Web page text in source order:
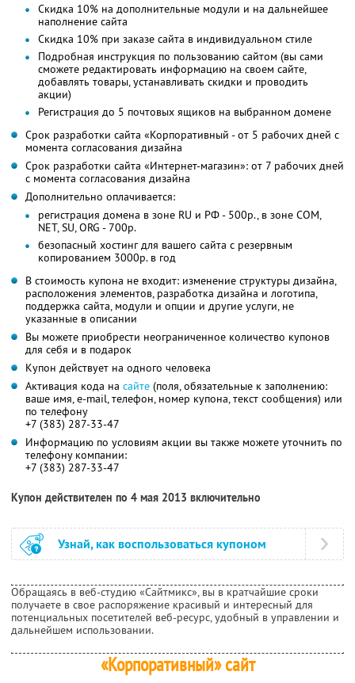
Скидка 10% на дополнительные модули и на дальнейшее
наполнение сайта
Скидка 10% при заказе сайта в индивидуальном стиле
Подробная инструкция по пользованию сайтом (вы сами
сможете редактировать информацию на своем сайте,
добавлять товары, устанавливать скидки и проводить
акции)
Регистрация до 5 почтовых ящиков на выбранном домене
Срок разработки сайта «Корпоративный - от 5 рабочих дней с
момента согласования дизайна
Срок разработки сайта «Интернет-магазин»: от 7 рабочих дней
с момента согласования дизайна
Дополнительно оплачивается:
регистрация домена в зоне RU и РФ - 500р., в зоне COM,
NET, SU, ORG - 700р.
безопасный хостинг для вашего сайта с резервным
копированием 3000р. в год
В стоимость купона не входит: изменение структуры дизайна,
расположения элементов, разработка дизайна и логотипа,
поддержка сайта, модули и опции и другие услуги, не
указанные в описании
Вы можете приобрести неограниченное количество купонов
для себя и в подарок
Купон действует на одного человека
Активация кода на сайте (поля, обязательные к заполнению:
ваше имя, e-mail, телефон, номер купона, текст сообщения) или
по телефону
+7 (383) 287-33-47
Информацию по условиям акции вы также можете уточнить по
телефону компании:
+7 (383) 287-33-47
Купон действителен по 4 мая 2013 включительно
Узнай, как воспользоваться купоном
Обращаясь в веб-студию «Сайтмикс», вы в кратчайшие сроки
получаете в свое распоряжение красивый и интересный для
потенциальных посетителей веб-ресурс, удобный в управлении и
дальнейшем использовании.
«Корпоративный» сайт